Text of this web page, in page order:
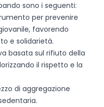
sono i seguenti:
per prevenire
favorendo
e solidarietà.
basata sul rifiuto della
il rispetto e la
di aggregazione